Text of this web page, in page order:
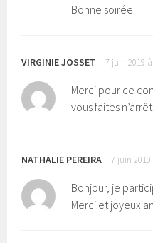
Bonne soirée
VIRGINIE JOSSET 7 juin 2019
Merci pour ce
vous faites
NATHALIE PEREIRA 7 juin
Bonjour, je
Merci et joyeux